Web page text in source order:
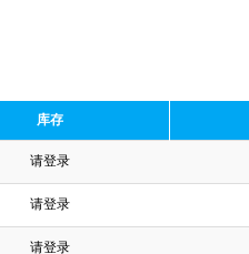
库存
请登录
请登录
请登录